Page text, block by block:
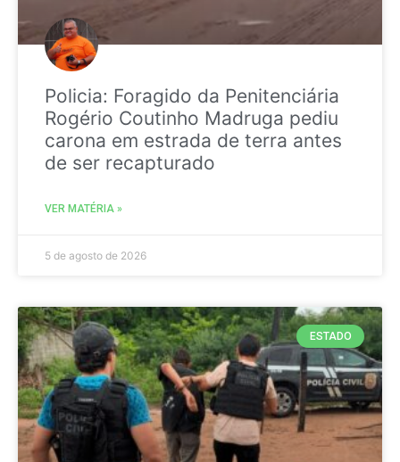
Policia: Foragido da Penitenciária
Rogério Coutinho Madruga pediu
carona em estrada de terra antes
de ser recapturado
VER MATÉRIA »
5 de agosto de 2026
ESTADO